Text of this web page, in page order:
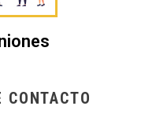
CONTACTO